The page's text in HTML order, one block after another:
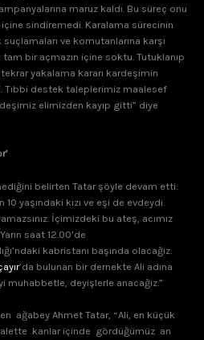
maruz kaldı. Bu süreç onu
içine sindiremedi. Karalama sürecinin
suçlamaları ve komutanlarına karşı
bir açmazın içine soktu. Tutuklanıp
tekrar yakalama kararı kardeşimin
destek taleplerimiz maalesef
elimizden kayıp gitti” diye
belirten Tatar şöyle devam etti:
yaşındaki kızı ve eşi de evdeydi.
İçimizdeki bu ateş, acımız
saat 12.00’de
kabristanı başında olacağız.
’da bulunan bir dernekte Ali adına
muhabbetle, deyişlerle anacağız.”
ağabey Ahmet Tatar, “Ali, en küçük
kanlar içinde gördüğümüz an